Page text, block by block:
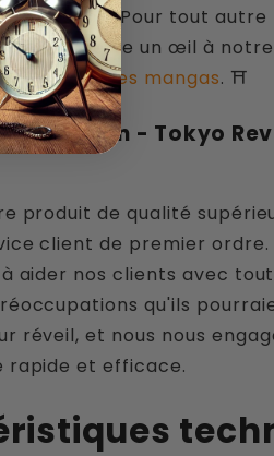
de France.Pour tout autre
, jette un œil à notre
etgoodies mangas. ⛩
Draken - Tokyo
produit de qualité
client de premier ordre.
aider nos clients avec
qu'ils
réveil, et nous nous
rapide et efficace.